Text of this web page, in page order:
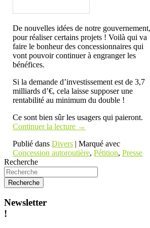
De nouvelles idées de notre gouvernement,
pour réaliser certains projets ! Voilà qui va
faire le bonheur des concessionnaires qui
vont pouvoir continuer à engranger les
bénéfices.
Si la demande d’investissement est de 3,7
milliards d’€, cela laisse supposer une
rentabilité au minimum du double !
Ce sont bien sûr les usagers qui paieront.
Continuer la lecture →
Publié dans Divers |Marqué avec
Concession autoroutière,Pétition,Presse
Recherche
Newsletter
!